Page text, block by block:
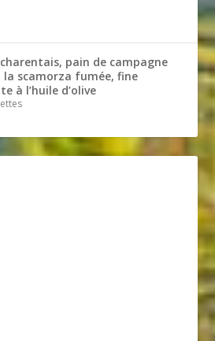
pain de campagne
la scamorza fumée, fine
à l’huile d’olive